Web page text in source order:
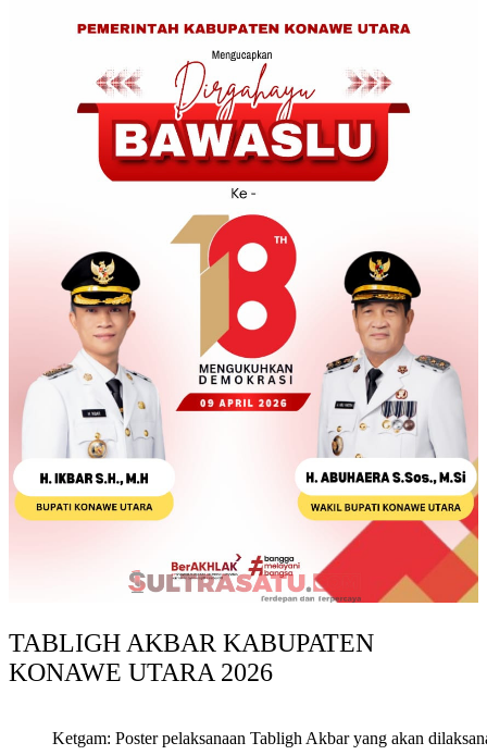
TABLIGH AKBAR KABUPATEN
KONAWE UTARA 2026
Ketgam: Poster pelaksanaan Tabligh Akbar yang akan